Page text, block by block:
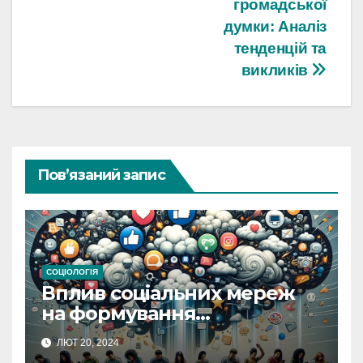
громадської
думки: Аналіз
тенденцій та
викликів
Пов’язаний запис
СОЦІОЛОГІЯ
Вплив соціальних мереж
на формування
громадської думки: Аналіз
тенденцій та викликів
ЛЮТ 20, 2024